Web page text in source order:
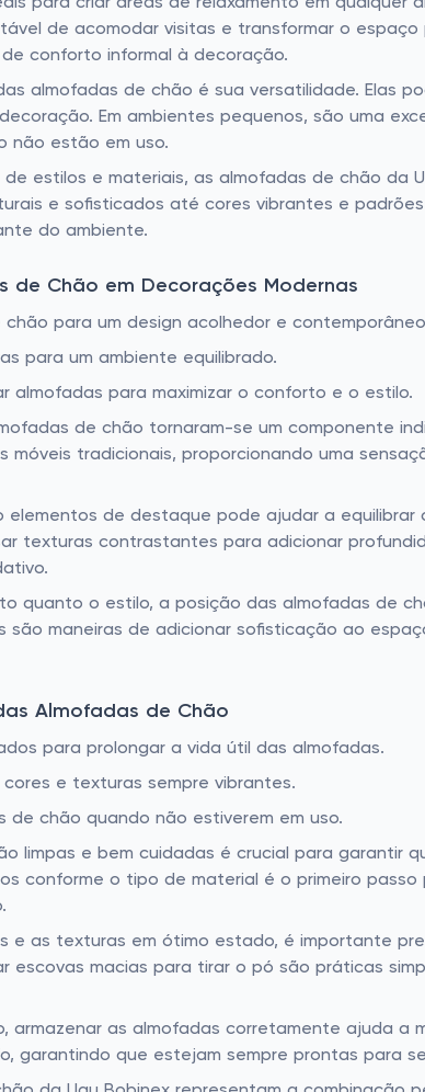
de acomodar visitas e transformar o
conforto informal à decoração.
almofadas de chão é sua versatilidade. Elas
Em ambientes pequenos, são uma
não estão em uso.
de estilos e materiais, as almofadas de chão
e sofisticados até cores vibrantes e
do ambiente.
de Chão em Decorações Modernas
chão para um design acolhedor e
para um ambiente equilibrado.
almofadas para maximizar o conforto e o estilo.
de chão tornaram-se um componente
móveis tradicionais, proporcionando uma
elementos de destaque pode ajudar a
texturas contrastantes para adicionar
quanto o estilo, a posição das almofadas de
são maneiras de adicionar sofisticação ao
Almofadas de Chão
para prolongar a vida útil das almofadas.
e texturas sempre vibrantes.
de chão quando não estiverem em uso.
limpas e bem cuidadas é crucial para garantir
conforme o tipo de material é o primeiro
e as texturas em ótimo estado, é importante
escovas macias para tirar o pó são práticas
armazenar as almofadas corretamente ajuda
garantindo que estejam sempre prontas para